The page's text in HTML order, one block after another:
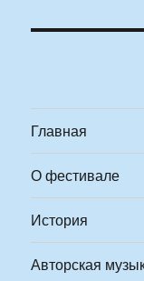
Главная
О фестивале
История
Авторская